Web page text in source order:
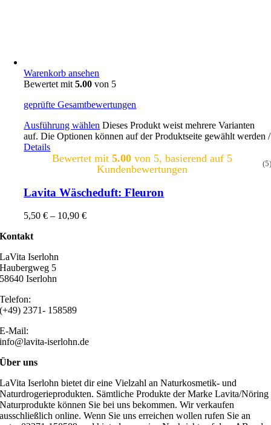
Warenkorb ansehen
Bewertet mit5.00 von 5
geprüfte Gesamtbewertungen
Ausführung wählen Dieses Produkt weist mehrere Varianten
auf. Die Optionen können auf der Produktseite gewählt werden/
Details
Bewertet mit 5.00von 5, basierend auf 5
Kundenbewertungen
(5)
Lavita Wäscheduft: Fleuron
5,50€ – 10,90€
Kontakt
LaVita Iserlohn
Haubergweg 5
58640 Iserlohn
Telefon:
(+49) 2371- 158589
E-Mail:
info@lavita-iserlohn.de
Über uns
LaVita Iserlohn bietet dir eine Vielzahl an Naturkosmetik- und
Naturdrogerieprodukten. Sämtliche Produkte der Marke Lavita/Nöring
Naturprodukte können Sie bei uns bekommen. Wir verkaufen
ausschließlich online. Wenn Sie uns erreichen wollen rufen Sie an